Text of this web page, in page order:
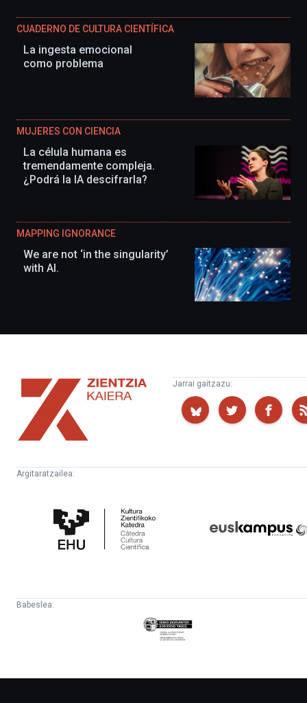
CUADERNO DE CULTURA CIENTÍFICA
La ingesta emocional
como problema
MUJERES CON CIENCIA
La célula humana es
tremendamente compleja.
¿Podrá la IA descifrarla?
MAPPING IGNORANCE
We are not ‘in the singularity’
with AI.
Zientzia
Kaiera
Jarrai gaitzazu:
Argitaratzailea:
Zientifikoko
Katedra
Babeslea:
Eusko
Jaurlaritza